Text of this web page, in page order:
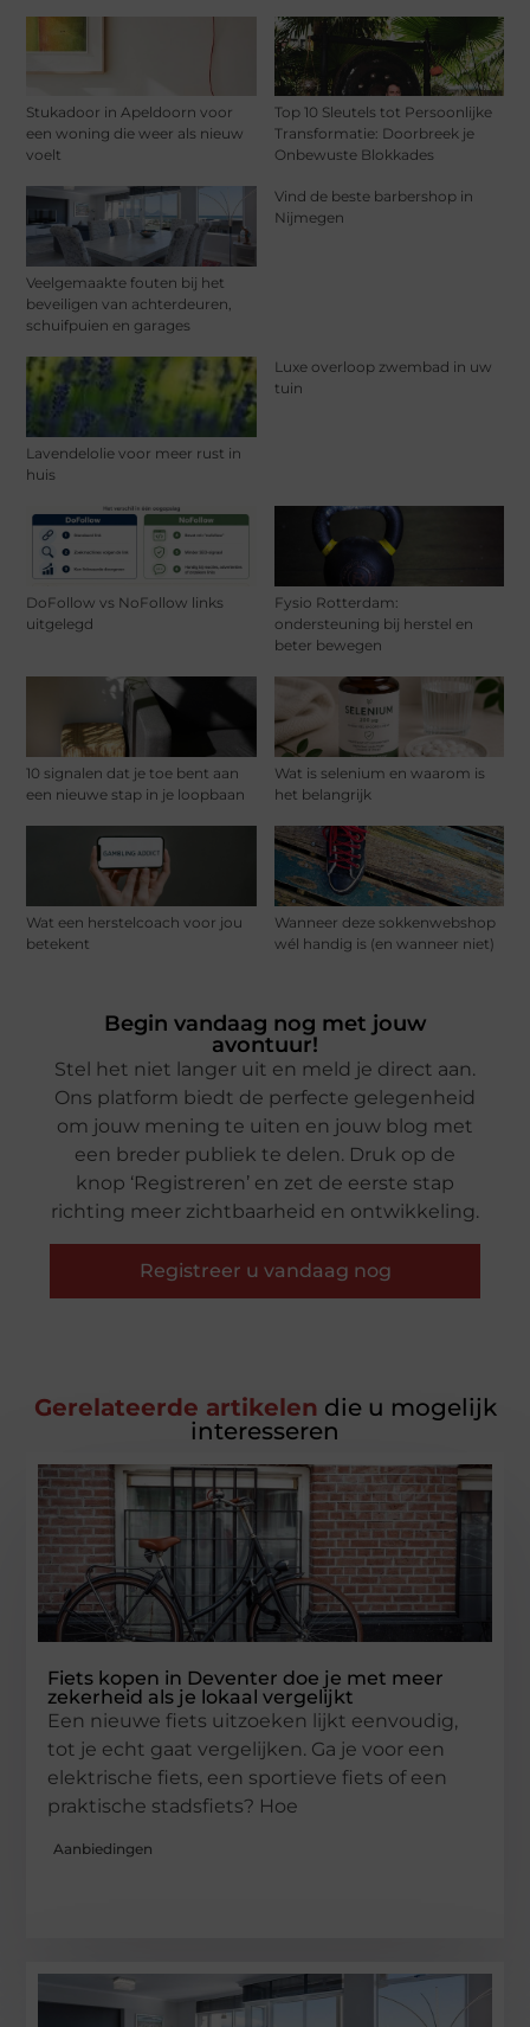
Stukadoor in Apeldoorn voor
een woning die weer als nieuw
voelt
Top 10 Sleutels tot Persoonlijke
Transformatie: Doorbreek je
Onbewuste Blokkades
Veelgemaakte fouten bij het
beveiligen van achterdeuren,
schuifpuien en garages
Vind de beste barbershop in
Nijmegen
Lavendelolie voor meer rust in
huis
Luxe overloop zwembad in uw
tuin
DoFollow vs NoFollow links
uitgelegd
Fysio Rotterdam:
ondersteuning bij herstel en
beter bewegen
10 signalen dat je toe bent aan
een nieuwe stap in je loopbaan
Wat is selenium en waarom is
het belangrijk
Wat een herstelcoach voor jou
betekent
Wanneer deze sokkenwebshop
wél handig is (en wanneer niet)
Begin vandaag nog met jouw
avontuur!
Stel het niet langer uit en meld je direct aan.
Ons platform biedt de perfecte gelegenheid
om jouw mening te uiten en jouw blog met
een breder publiek te delen. Druk op de
knop ‘Registreren’ en zet de eerste stap
richting meer zichtbaarheid en ontwikkeling.
Registreer u vandaag nog
Gerelateerde artikelen die u mogelijk
interesseren
Fiets kopen in Deventer doe je met meer
zekerheid als je lokaal vergelijkt
Een nieuwe fiets uitzoeken lijkt eenvoudig,
tot je echt gaat vergelijken. Ga je voor een
elektrische fiets, een sportieve fiets of een
praktische stadsfiets? Hoe
Aanbiedingen